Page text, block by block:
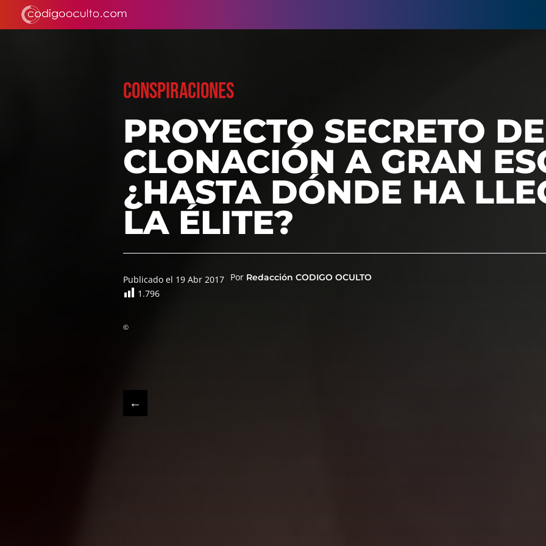
CONSPIRACIONES
PROYECTO SECRETO DE
CLONACIÓN A GRAN
¿HASTA DÓNDE HA
LA ÉLITE?
Publicado el 19 Abr 2017 Por Redacción CODIGO OCULTO
1.796
©
←